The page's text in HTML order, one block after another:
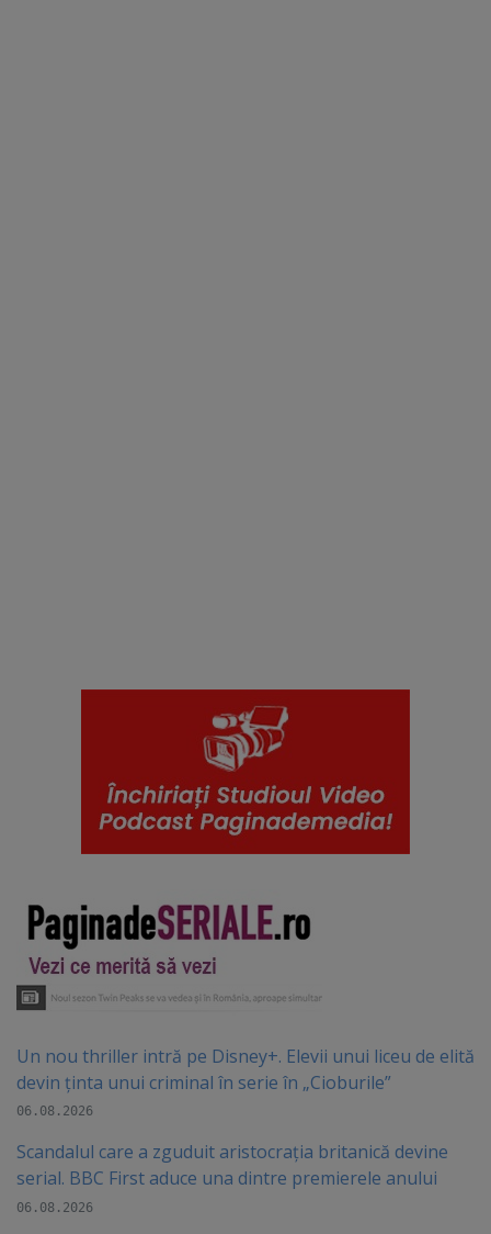
Un nou thriller intră pe Disney+. Elevii unui liceu de elită
devin ținta unui criminal în serie în „Cioburile”
06.08.2026
Scandalul care a zguduit aristocrația britanică devine
serial. BBC First aduce una dintre premierele anului
06.08.2026